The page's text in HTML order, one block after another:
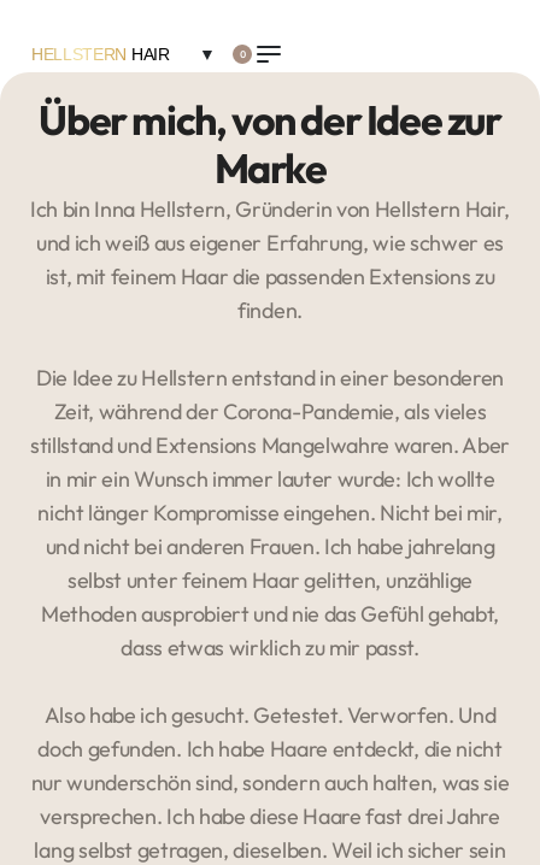
HELLSTERN HAIR ▼ 0
Über mich, von der Idee zur
Marke
Ich bin Inna Hellstern, Gründerin von Hellstern Hair,
und ich weiß aus eigener Erfahrung, wie schwer es
ist, mit feinem Haar die passenden Extensions zu
finden.
Die Idee zu Hellstern entstand in einer besonderen
Zeit, während der Corona-Pandemie, als vieles
stillstand und Extensions Mangelwahre waren. Aber
in mir ein Wunsch immer lauter wurde: Ich wollte
nicht länger Kompromisse eingehen. Nicht bei mir,
und nicht bei anderen Frauen. Ich habe jahrelang
selbst unter feinem Haar gelitten, unzählige
Methoden ausprobiert und nie das Gefühl gehabt,
dass etwas wirklich zu mir passt.
Also habe ich gesucht. Getestet. Verworfen. Und
doch gefunden. Ich habe Haare entdeckt, die nicht
nur wunderschön sind, sondern auch halten, was sie
versprechen. Ich habe diese Haare fast drei Jahre
lang selbst getragen, dieselben. Weil ich sicher sein